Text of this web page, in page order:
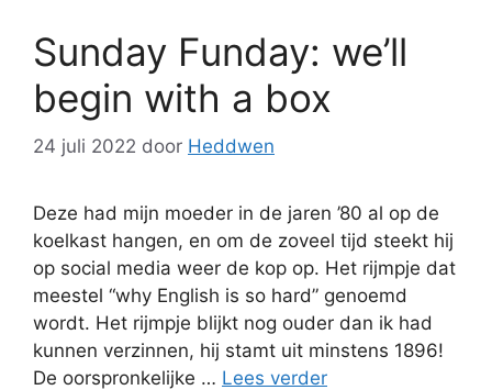
Sunday Funday: we’ll
begin with a box
24 juli 2022 door Heddwen
Deze had mijn moeder in de jaren ’80 al op de
koelkast hangen, en om de zoveel tijd steekt hij
op social media weer de kop op. Het rijmpje dat
meestel “why English is so hard” genoemd
wordt. Het rijmpje blijkt nog ouder dan ik had
kunnen verzinnen, hij stamt uit minstens 1896!
De oorspronkelijke … Lees verder